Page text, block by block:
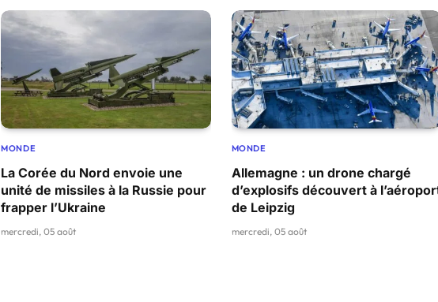
MONDE
La Corée du Nord envoie une
unité de missiles à la Russie pour
frapper l’Ukraine
mercredi, 05 août
MONDE
Allemagne : un drone chargé
d’explosifs découvert à
de Leipzig
mercredi, 05 août